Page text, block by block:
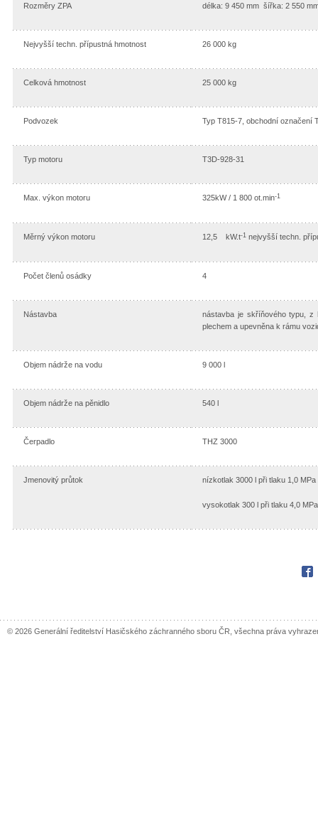
Rozměry ZPA délka: 9 450 mm šířka: 2 550
Nejvyšší techn. přípustná hmotnost 26 000 kg
Celková hmotnost 25 000 kg
Podvozek Typ T815-7, obchodní označení
Typ motoru T3D-928-31
Max. výkon motoru 325kW / 1 800 ot.min-1
Měrný výkon motoru 12,5 kW.t-1 nejvyšší techn.
Počet členů osádky 4
Nástavba
nástavba je skříňového typu, z
plechem a upevněna k rámu
Objem nádrže na vodu 9 000 l
Objem nádrže na pěnidlo 540 l
Čerpadlo THZ 3000
Jmenovitý průtok nízkotlak 3000 l při tlaku 1,0 MPa
vysokotlak 300 l při tlaku 4,0 MPa
© 2026 Generální ředitelství Hasičského záchranného sboru ČR, všechna práva